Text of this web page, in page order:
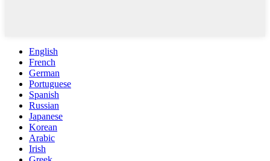
English
French
German
Portuguese
Spanish
Russian
Japanese
Korean
Arabic
Irish